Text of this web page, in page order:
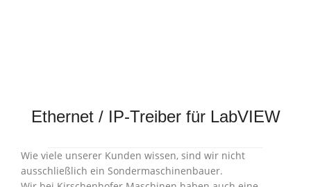
Ethernet / IP-Treiber für LabVIEW
Wie viele unserer Kunden wissen, sind wir nicht
ausschließlich ein Sondermaschinenbauer.